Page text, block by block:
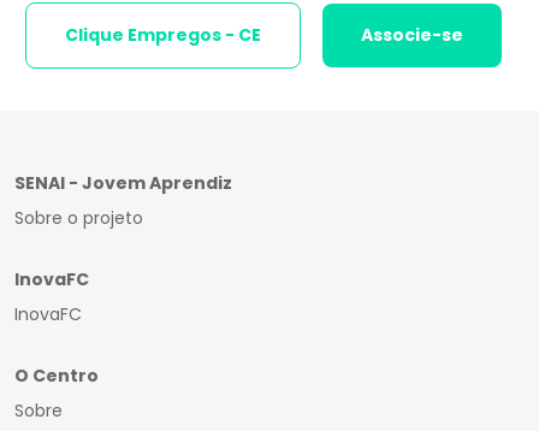
Clique Empregos - CE Associe-se
SENAI - Jovem Aprendiz
Sobre o projeto
InovaFC
InovaFC
O Centro
Sobre